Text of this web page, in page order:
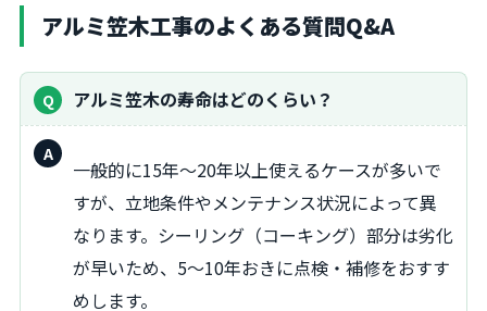
アルミ笠木工事のよくある質問Q&A
アルミ笠木の寿命はどのくらい？
答：
一般的に15年〜20年以上使えるケースが多いで
すが、立地条件やメンテナンス状況によって異
なります。シーリング（コーキング）部分は劣化
が早いため、5〜10年おきに点検・補修をおすす
めします。